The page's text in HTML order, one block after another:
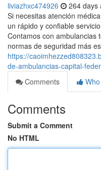
liviazhxc474926 264 days
Si necesitas atención
un rápido y confiable
Contamos con ambulancias
normas de seguridad más
https://
de-ambulancias-capital-
Comments
Comments
Submit a Comment
No HTML